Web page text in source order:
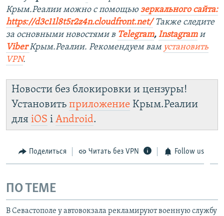
Крым.Реалии можно с помощью зеркального сайта:
https://d3c11l8t5r2z4n.cloudfront.net/Также следите
за основными новостями в Telegram, Instagramи
ViberКрым.Реалии. Рекомендуем вам установить
VPN.
Новости без блокировки и цензуры!
Установить приложение Крым.Реалии
для iOS і Android.
Поделиться Читать без VPN Follow us
ПО ТЕМЕ
В Севастополе у автовокзала рекламируют военную службу